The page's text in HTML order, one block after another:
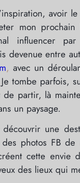
avoir
mon
influencer par
devenue entre
, avec un
tombe parfois,
partir, là
un paysage.
découvrir une
des photos FB
cette envie
des lieux qui